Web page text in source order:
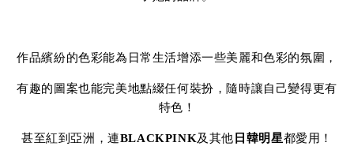
作品繽紛的色彩能為日常生活增添一些美麗和色彩的氛圍，
有趣的圖案也能完美地點綴任何裝扮，隨時讓自己變得更有
特色！
甚至紅到亞洲，連BLACKPINK及其他 日韓明星都愛用！